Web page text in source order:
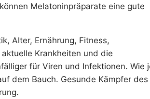
Melatoninpräparate eine gute
Alter, Ernährung, Fitness,
Krankheiten und die
für Viren und Infektionen. Wie
dem Bauch. Gesunde Kämpfer des